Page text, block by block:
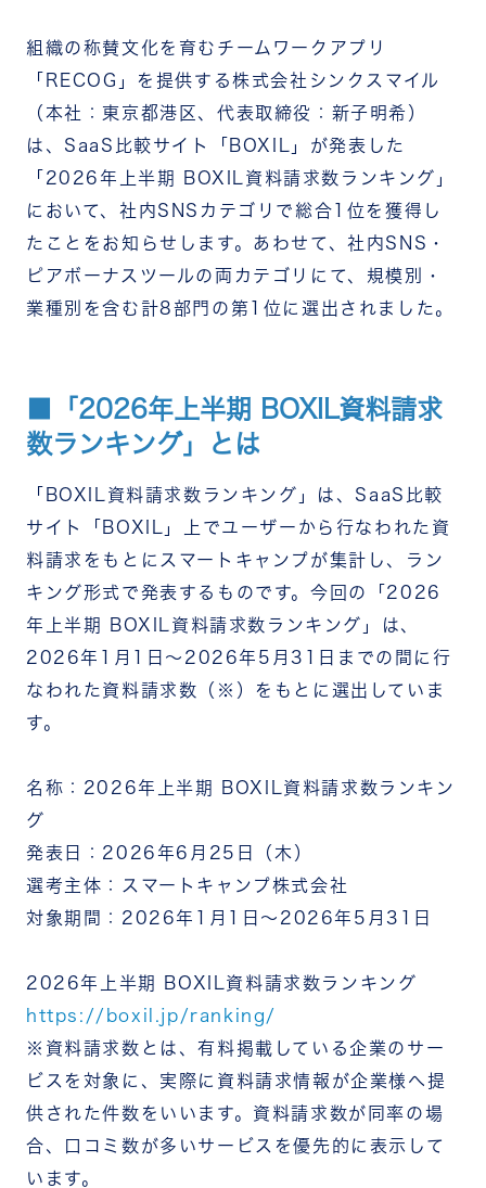
組織の称賛文化を育むチームワークアプリ
「RECOG」を提供する株式会社シンクスマイル
（本社：東京都港区、代表取締役：新子明希）
は、SaaS比較サイト「BOXIL」が発表した
「2026年上半期 BOXIL資料請求数ランキング」
において、社内SNSカテゴリで総合1位を獲得し
たことをお知らせします。あわせて、社内SNS・
ピアボーナスツールの両カテゴリにて、規模別・
業種別を含む計8部門の第1位に選出されました。
■「2026年上半期 BOXIL資料請求
数ランキング」とは
「BOXIL資料請求数ランキング」は、SaaS比較
サイト「BOXIL」上でユーザーから行なわれた資
料請求をもとにスマートキャンプが集計し、ラン
キング形式で発表するものです。今回の「2026
年上半期 BOXIL資料請求数ランキング」は、
2026年1月1日〜2026年5月31日までの間に行
なわれた資料請求数（※）をもとに選出していま
す。
名称：2026年上半期 BOXIL資料請求数ランキン
グ
発表日：2026年6月25日（木）
選考主体：スマートキャンプ株式会社
対象期間：2026年1月1日〜2026年5月31日
2026年上半期 BOXIL資料請求数ランキング
https://boxil.jp/ranking/
※資料請求数とは、有料掲載している企業のサー
ビスを対象に、実際に資料請求情報が企業様へ提
供された件数をいいます。資料請求数が同率の場
合、口コミ数が多いサービスを優先的に表示して
います。